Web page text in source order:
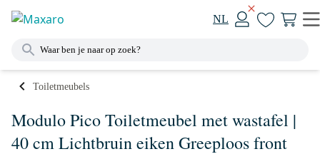
NL
Toiletmeubels
Modulo Pico Toiletmeubel met wastafel |
40 cm Lichtbruin eiken Greeploos front